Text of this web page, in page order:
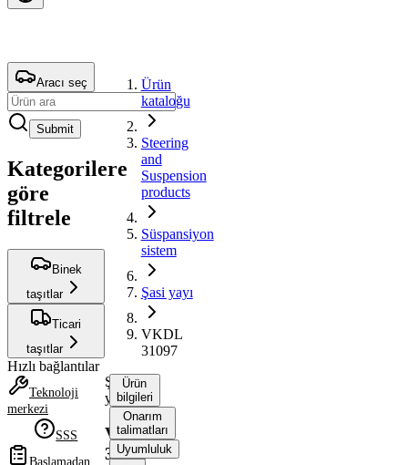
Aracı seç
Submit
Kategorilere
göre
filtrele
Binek
taşıtlar
Ticari
taşıtlar
Hızlı bağlantılar
Teknoloji
merkezi
SSS
Başlamadan
Ürün
kataloğu
Steering
and
Suspension
products
Süspansiyon
sistem
Şasi yayı
VKDL
31097
Şasi
yayı
VKDL
31097
Ürün
bilgileri
Onarım
talimatları
Uyumluluk